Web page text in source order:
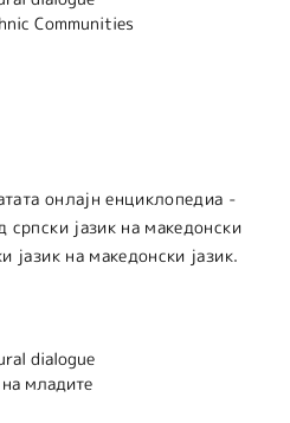
Communities
онлајн енциклопедиа -
јазик на македонски
јазик на македонски јазик.
dialogue
младите